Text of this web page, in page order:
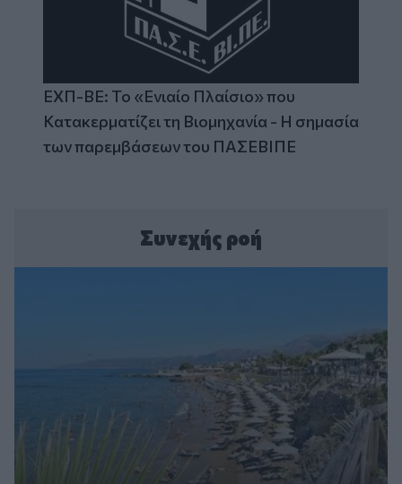
ΕΧΠ-ΒΕ: Το «Ενιαίο Πλαίσιο» που
Κατακερματίζει τη Βιομηχανία - Η σημασία
των παρεμβάσεων του ΠΑΣΕΒΙΠΕ
Συνεχής ροή